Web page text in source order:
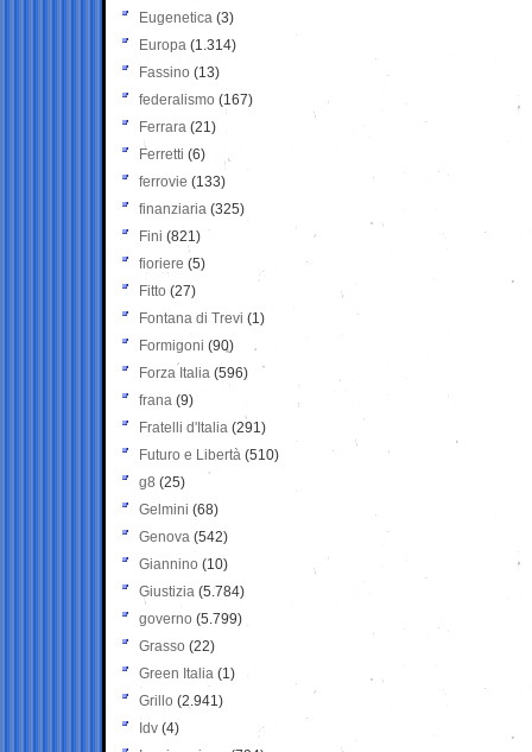
Eugenetica (3)
Europa (1.314)
Fassino (13)
federalismo (167)
Ferrara (21)
Ferretti (6)
ferrovie (133)
finanziaria (325)
Fini (821)
fioriere (5)
Fitto (27)
Fontana di Trevi (1)
Formigoni (90)
Forza Italia (596)
frana (9)
Fratelli d'Italia (291)
Futuro e Libertà (510)
g8 (25)
Gelmini (68)
Genova (542)
Giannino (10)
Giustizia (5.784)
governo (5.799)
Grasso (22)
Green Italia (1)
Grillo (2.941)
Idv (4)